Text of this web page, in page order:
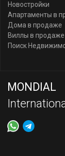
Новостройки
Апартаменты в
Дома в продаже
Виллы в продаже
Поиск
MONDIAL